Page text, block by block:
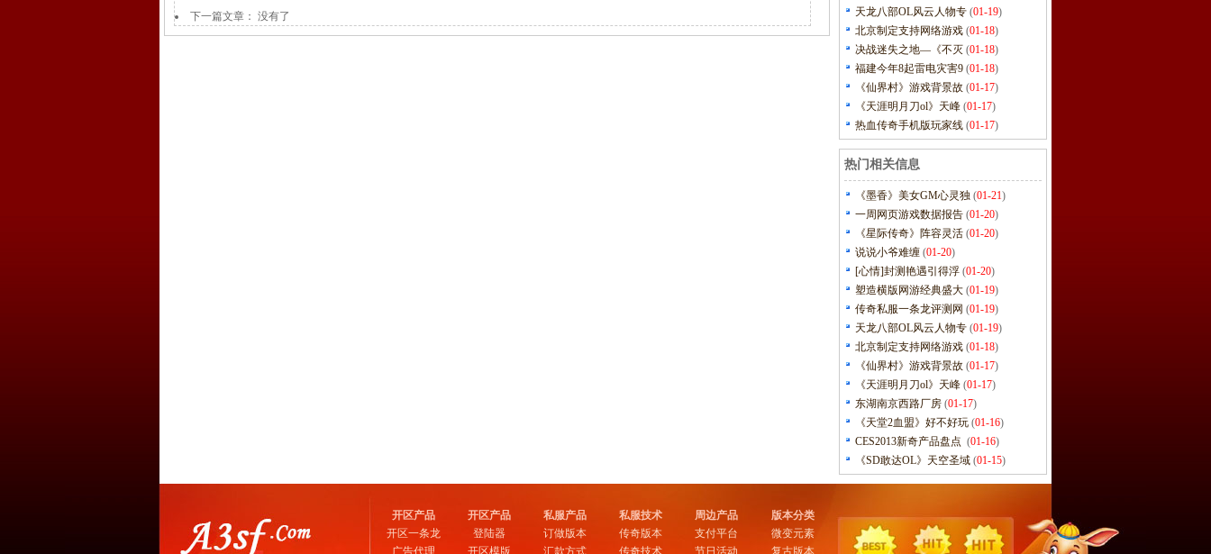
下一篇文章： 没有了
天龙八部OL风云人物专 (01-19)
北京制定支持网络游戏 (01-18)
决战迷失之地—《不灭 (01-18)
福建今年8起雷电灾害9 (01-18)
《仙界村》游戏背景故 (01-17)
《天涯明月刀ol》天峰 (01-17)
热血传奇手机版玩家线 (01-17)
热门相关信息
《墨香》美女GM心灵独 (01-21)
一周网页游戏数据报告 (01-20)
《星际传奇》阵容灵活 (01-20)
说说小爷难缠 (01-20)
[心情]封测艳遇引得浮 (01-20)
塑造横版网游经典盛大 (01-19)
传奇私服一条龙评测网 (01-19)
天龙八部OL风云人物专 (01-19)
北京制定支持网络游戏 (01-18)
《仙界村》游戏背景故 (01-17)
《天涯明月刀ol》天峰 (01-17)
东湖南京西路厂房 (01-17)
《天堂2血盟》好不好玩 (01-16)
CES2013新奇产品盘点 (01-16)
《SD敢达OL》天空圣域 (01-15)
开区产品
开区一条龙
广告代理
开区产品
登陆器
开区模版
私服产品
订做版本
汇款方式
私服技术
传奇版本
传奇技术
周边产品
支付平台
节日活动
版本分类
微变元素
复古版本